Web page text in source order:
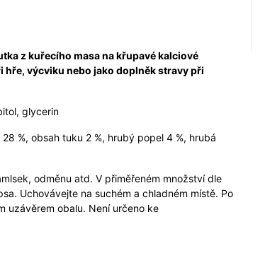
z kuřecího masa na křupavé kalciové
hře, výcviku nebo jako doplněk stravy při
glycerin
%, obsah tuku 2 %, hrubý popel 4 %, hrubá
odměnu atd. V přiměřeném množství dle
Uchovávejte na suchém a chladném místě. Po
uzávěrem obalu. Není určeno ke